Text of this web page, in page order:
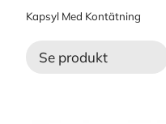
Kapsyl Med Kontätning
Se produkt